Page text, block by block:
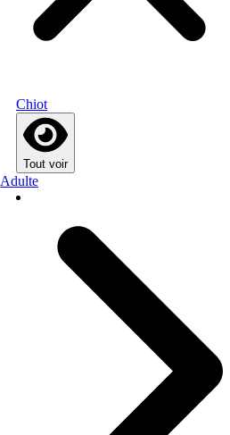
Chiot
Tout voir
Adulte